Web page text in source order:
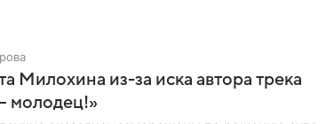
Милохина из-за иска автора трека
молодец!»